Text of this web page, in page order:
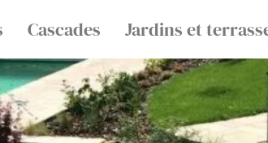
Cascades Jardins et